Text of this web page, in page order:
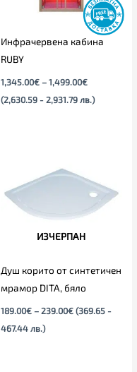
Инфрачервена кабина
RUBY
1,345.00€ – 1,499.00€
(2,630.59 - 2,931.79 лв.)
ИЗЧЕРПАН
Душ корито от синтетичен
мрамор DITA, бяло
189.00€ – 239.00€
through
239.00€
(369.65 -
467.44 лв.)